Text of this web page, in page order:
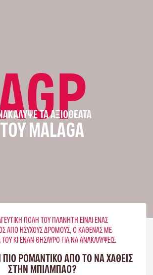
ΤΑ ΑΞΙΟΘΈΑΤΑ
ΤΟΥ MALAGA
ΠΌΛΗ ΤΟΥ ΠΛΑΝΉΤΗ ΕΊΝΑΙ ΈΝΑΣ
ΑΠΌ ΉΣΥΧΟΥΣ ΔΡΌΜΟΥΣ, Ο ΚΑΘΈΝΑΣ ΜΕ
ΤΟΥ ΚΙ ΈΝΑΝ ΘΗΣΑΥΡΌ ΓΙΑ ΝΑ ΑΝΑΚΑΛΎΨΕΙΣ.
ΠΙΟ ΡΟΜΑΝΤΙΚΟ ΑΠΟ ΤΟ ΝΑ ΧΑΘΕΙΣ
ΣΤΗΝ ΜΠΙΛΜΠΆΟ?